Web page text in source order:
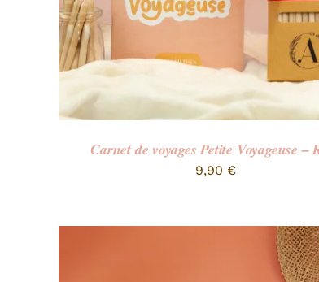
Carnet de voyages Petite Voyageuse –
9,90 €